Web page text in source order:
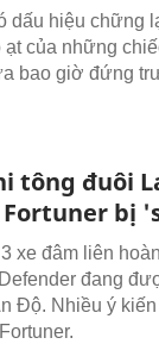
dấu hiệu chững
của những
bao giờ đứng
tông đuôi
bị
xe đâm liên
đang
Độ. Nhiều ý